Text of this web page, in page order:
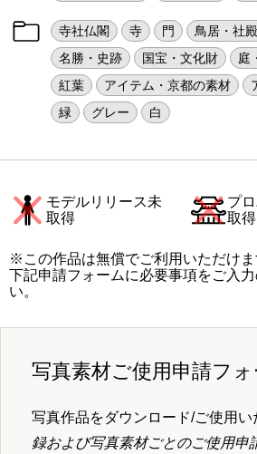
寺社仏閣 寺 門
鳥居・社
名勝・史跡
国宝・文化財 庭
紅葉
アイテム・京都の素材
緑
グレー 白
モデルリリース未
取得
プ
取得
※この作品は無償でご利用いただけ
下記申請フォームに必要事項をご入
い。
写真素材ご使用申請フォ
写真作品をダウンロード/ご使用い
録および写真素材ごとのご使用申